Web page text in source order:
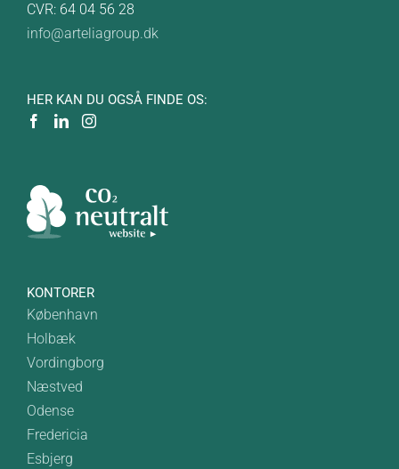
CVR: 64 04 56 28
info@arteliagroup.dk
HER KAN DU OGSÅ FINDE OS:
KONTORER
København
Holbæk
Vordingborg
Næstved
Odense
Fredericia
Esbjerg